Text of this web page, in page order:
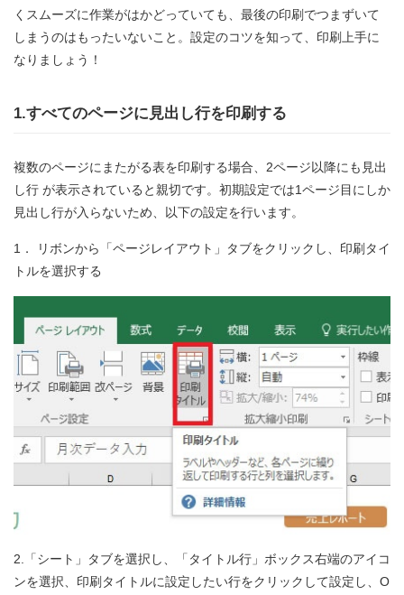
くスムーズに作業がはかどっていても、最後の印刷でつまずいて
しまうのはもったいないこと。設定のコツを知って、印刷上手に
なりましょう！
1.すべてのページに見出し行を印刷する
複数のページにまたがる表を印刷する場合、2ページ以降にも見出
し行 が表示されていると親切です。初期設定では1ページ目にしか
見出し行が入らないため、以下の設定を行います。
1． リボンから「ページレイアウト」タブをクリックし、印刷タイ
トルを選択する
2.「シート」タブを選択し、「タイトル行」ボックス右端のアイコ
ンを選択、印刷タイトルに設定したい行をクリックして設定し、O